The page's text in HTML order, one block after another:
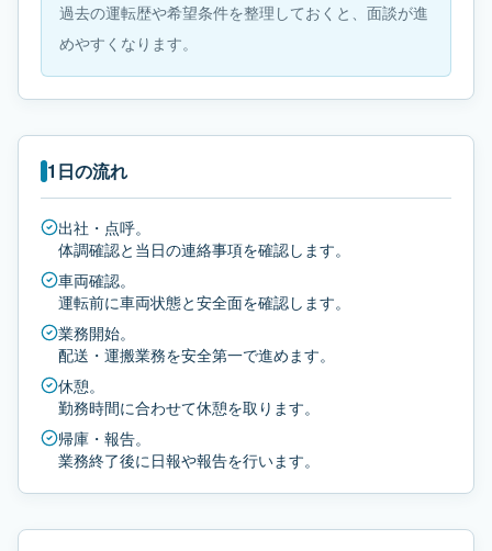
過去の運転歴や希望条件を整理しておくと、面談が進
めやすくなります。
1日の流れ
出社・点呼。
体調確認と当日の連絡事項を確認します。
車両確認。
運転前に車両状態と安全面を確認します。
業務開始。
配送・運搬業務を安全第一で進めます。
休憩。
勤務時間に合わせて休憩を取ります。
帰庫・報告。
業務終了後に日報や報告を行います。